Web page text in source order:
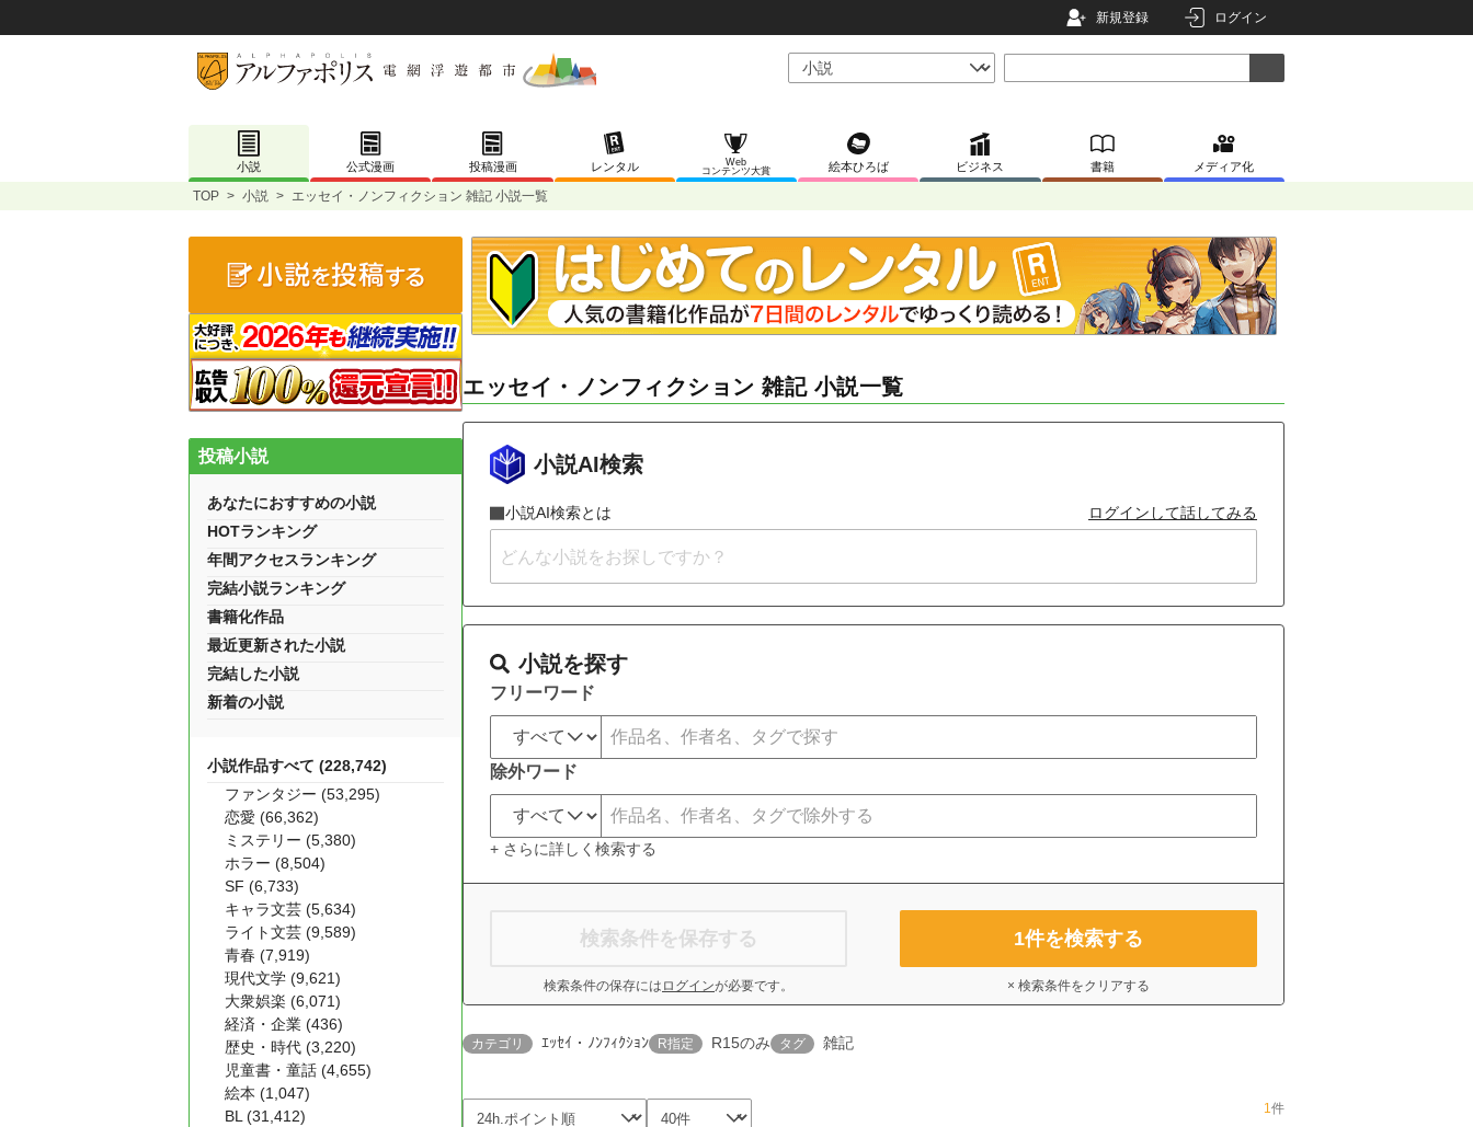
新規登録 ログイン
小説 公式漫画 投稿漫画 レンタル
Web
コンテンツ大賞
絵本ひろば ビジネス 書籍 メディア化
TOP > 小説 > エッセイ・ノンフィクション 雑記 小説一覧
エッセイ・ノンフィクション 雑記 小説一覧
小説AI検索
小説AI検索とは ログインして話してみる
小説を探す
フリーワード
除外ワード
+ さらに詳しく検索する
検索条件を保存する
検索条件の保存には ログインが必要です。
1件を検索する
× 検索条件をクリアする
カテゴリ ｴｯｾｲ・ﾉﾝﾌｨｸｼｮﾝ R指定 R15のみ タグ 雑記
1件
投稿小説
あなたにおすすめの小説
HOTランキング
年間アクセスランキング
完結小説ランキング
書籍化作品
最近更新された小説
完結した小説
新着の小説
小説作品すべて (228,742)
ファンタジー (53,295)
恋愛 (66,362)
ミステリー (5,380)
ホラー (8,504)
SF (6,733)
キャラ文芸 (5,634)
ライト文芸 (9,589)
青春 (7,919)
現代文学 (9,621)
大衆娯楽 (6,071)
経済・企業 (436)
歴史・時代 (3,220)
児童書・童話 (4,655)
絵本 (1,047)
BL (31,412)